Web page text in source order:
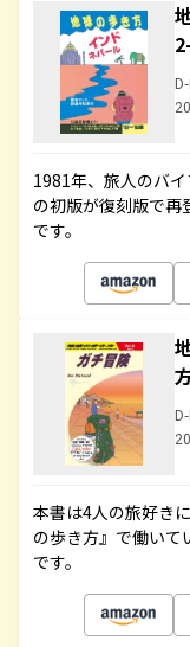
1981年、旅人のバ
の初版が復刻版で
です。
本書は4人の旅好き
の歩き方』で働いて
です。